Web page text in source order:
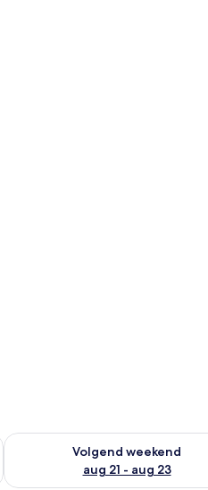
weekend aug 14 - aug 16
Volgend weekend
aug 21 - aug 23
De beschikbaarheid